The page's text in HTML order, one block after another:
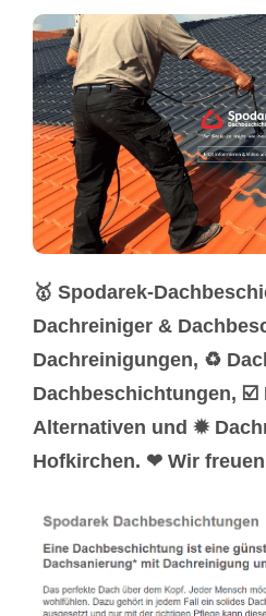
🥇 Spodarek-
Dachreiniger &
Dachreinigungen, ♻
Dachbeschichtungen, ☑️
Alternativen und ✹
Hofkirchen. ❤ Wir